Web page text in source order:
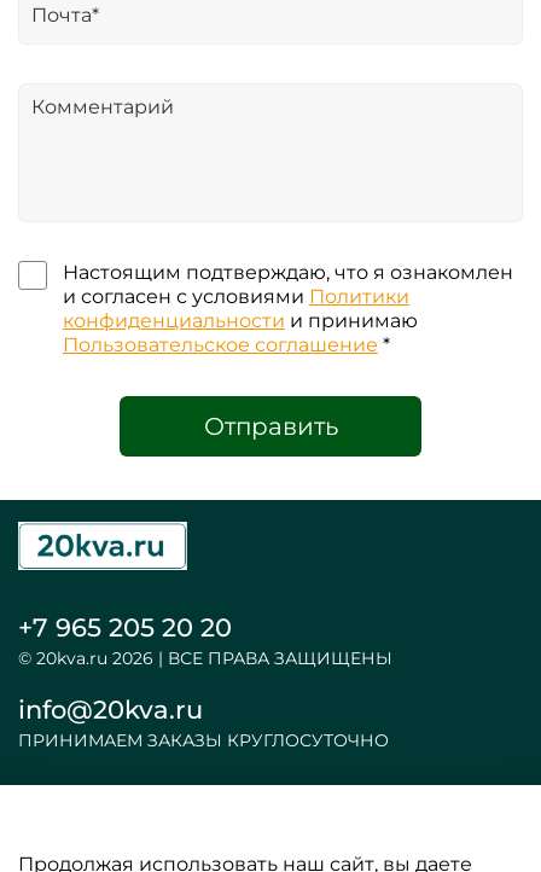
Настоящим подтверждаю, что я ознакомлен
и согласен с условиями Политики
конфиденциальности и принимаю
Пользовательское соглашение *
Отправить
+7 965 205 20 20
© 20kva.ru 2026 | ВСЕ ПРАВА ЗАЩИЩЕНЫ
info@20kva.ru
ПРИНИМАЕМ ЗАКАЗЫ КРУГЛОСУТОЧНО
Продолжая использовать наш сайт, вы даете